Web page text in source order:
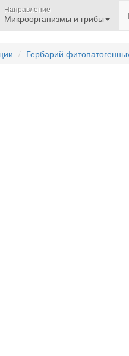
Направление
Микроорганизмы и грибы
Гербарий